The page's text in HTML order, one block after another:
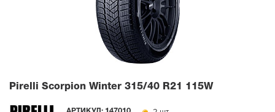
Pirelli Scorpion Winter 315/40 R21 115W